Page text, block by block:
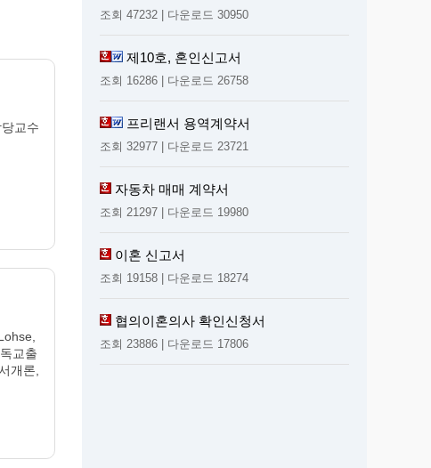
교수
교출
개론,
조회 47232 | 다운로드 30950
제10호, 혼인신고서
조회 16286 | 다운로드 26758
프리랜서 용역계약서
조회 32977 | 다운로드 23721
자동차 매매 계약서
조회 21297 | 다운로드 19980
이혼 신고서
조회 19158 | 다운로드 18274
협의이혼의사 확인신청서
조회 23886 | 다운로드 17806